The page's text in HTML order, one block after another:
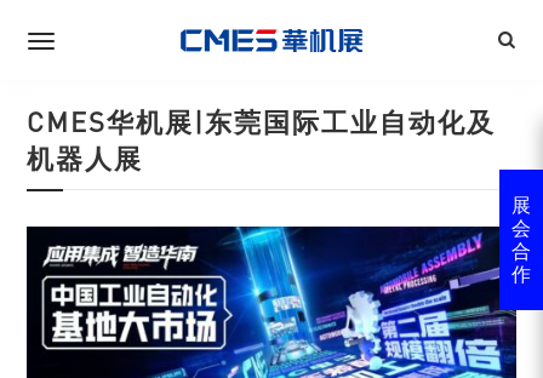
CMES华机展|东莞国际工业自动化及
机器人展
展
会
合
作